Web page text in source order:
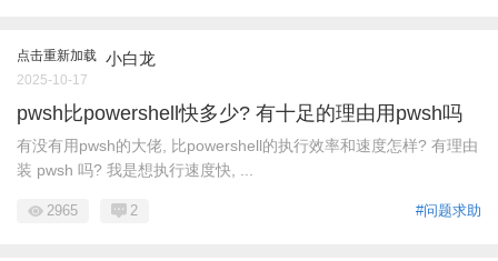
点击重新加载 小白龙
2025-10-17
pwsh比powershell快多少? 有十足的理由用pwsh吗
有没有用pwsh的大佬, 比powershell的执行效率和速度怎样? 有理由
装 pwsh 吗? 我是想执行速度快, ...
#问题求助
2965 2